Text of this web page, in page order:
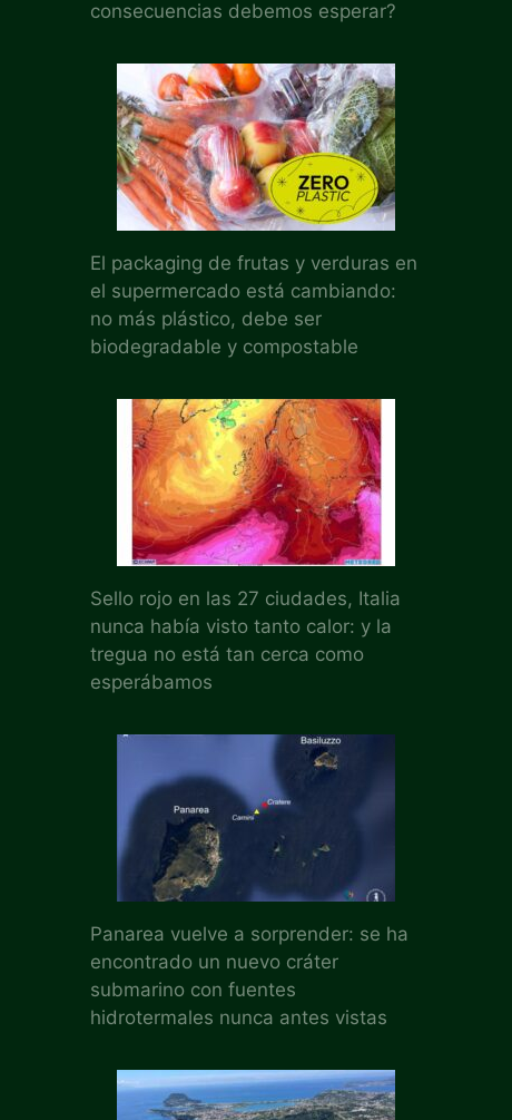
consecuencias debemos esperar?
El packaging de frutas y verduras en
el supermercado está cambiando:
no más plástico, debe ser
biodegradable y compostable
Sello rojo en las 27 ciudades, Italia
nunca había visto tanto calor: y la
tregua no está tan cerca como
esperábamos
Panarea vuelve a sorprender: se ha
encontrado un nuevo cráter
submarino con fuentes
hidrotermales nunca antes vistas